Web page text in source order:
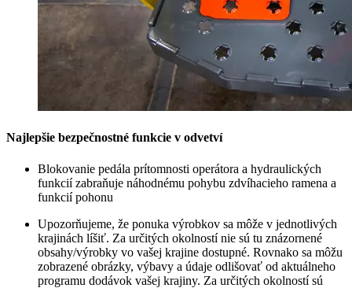
Najlepšie bezpečnostné funkcie v odvetví
Blokovanie pedála prítomnosti operátora a hydraulických
funkcií zabraňuje náhodnému pohybu zdvíhacieho ramena a
funkcií pohonu
Upozorňujeme, že ponuka výrobkov sa môže v jednotlivých
krajinách líšiť. Za určitých okolností nie sú tu znázornené
obsahy/výrobky vo vašej krajine dostupné. Rovnako sa môžu
zobrazené obrázky, výbavy a údaje odlišovať od aktuálneho
programu dodávok vašej krajiny. Za určitých okolností sú